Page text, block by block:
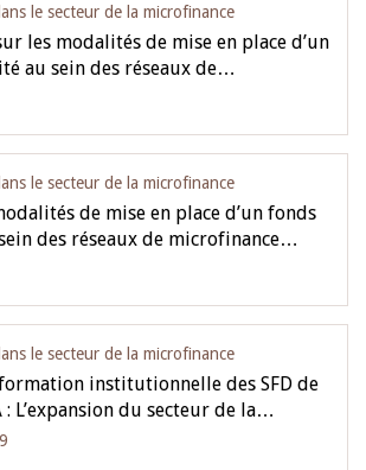
le secteur de la microfinance
les modalités de mise en place d’un
au sein des réseaux de…
le secteur de la microfinance
de mise en place d’un fonds
des réseaux de microfinance…
le secteur de la microfinance
institutionnelle des SFD de
: L’expansion du secteur de la…